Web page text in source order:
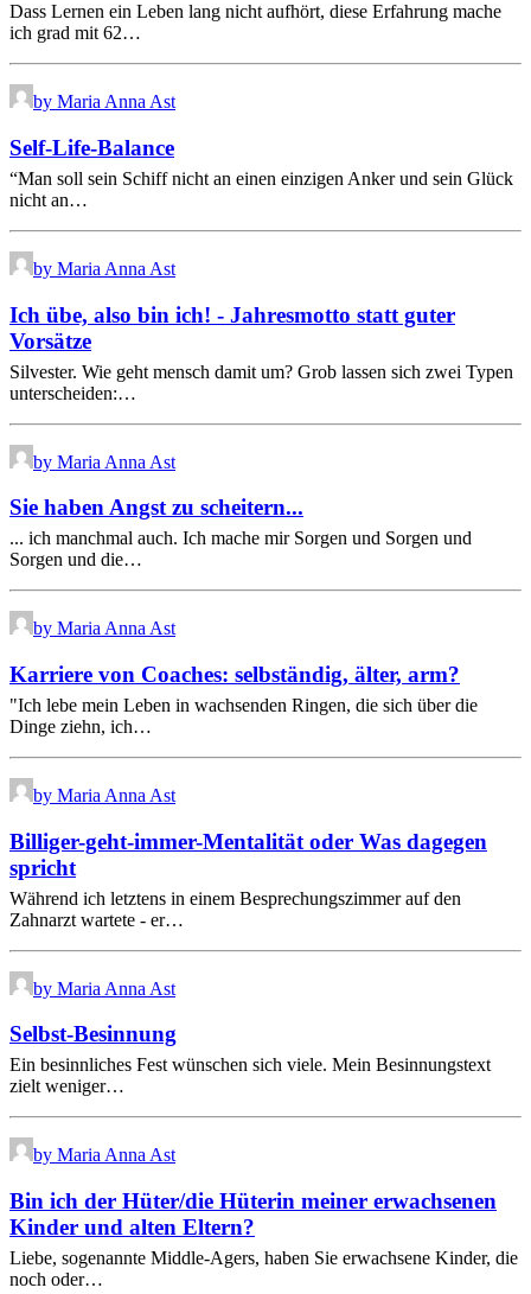
Dass Lernen ein Leben lang nicht aufhört, diese Erfahrung mache
ich grad mit 62…
by Maria Anna Ast
Self-Life-Balance
“Man soll sein Schiff nicht an einen einzigen Anker und sein Glück
nicht an…
by Maria Anna Ast
Ich übe, also bin ich! - Jahresmotto statt guter
Vorsätze
Silvester. Wie geht mensch damit um? Grob lassen sich zwei Typen
unterscheiden:…
by Maria Anna Ast
Sie haben Angst zu scheitern...
... ich manchmal auch. Ich mache mir Sorgen und Sorgen und
Sorgen und die…
by Maria Anna Ast
Karriere von Coaches: selbständig, älter, arm?
"Ich lebe mein Leben in wachsenden Ringen, die sich über die
Dinge ziehn, ich…
by Maria Anna Ast
Billiger-geht-immer-Mentalität oder Was dagegen
spricht
Während ich letztens in einem Besprechungszimmer auf den
Zahnarzt wartete - er…
by Maria Anna Ast
Selbst-Besinnung
Ein besinnliches Fest wünschen sich viele. Mein Besinnungstext
zielt weniger…
by Maria Anna Ast
Bin ich der Hüter/die Hüterin meiner erwachsenen
Kinder und alten Eltern?
Liebe, sogenannte Middle-Agers, haben Sie erwachsene Kinder, die
noch oder…